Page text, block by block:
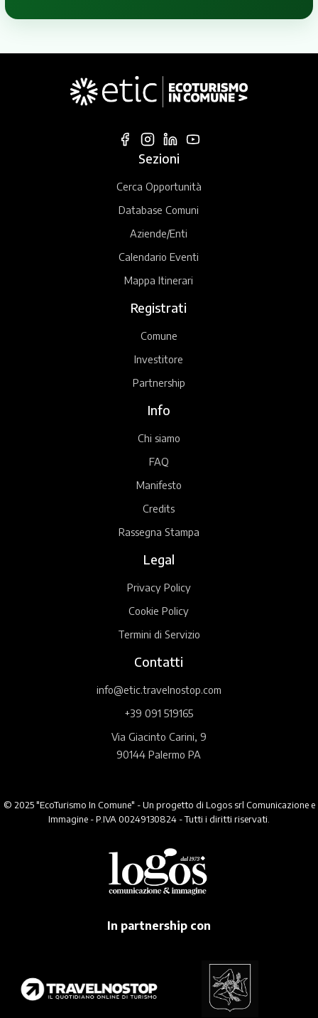
Sezioni
Cerca Opportunità
Database Comuni
Aziende/Enti
Calendario Eventi
Mappa Itinerari
Registrati
Comune
Investitore
Partnership
Info
Chi siamo
FAQ
Manifesto
Credits
Rassegna Stampa
Legal
Privacy Policy
Cookie Policy
Termini di Servizio
Contatti
info@etic.travelnostop.com
+39 091 519165
Via Giacinto Carini, 9
90144 Palermo PA
© 2025 "EcoTurismo In Comune" - Un progetto di Logos srl Comunicazione e
Immagine - P.IVA 00249130824 - Tutti i diritti riservati.
In partnership con